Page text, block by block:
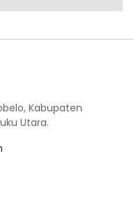
Kabupaten
Utara.